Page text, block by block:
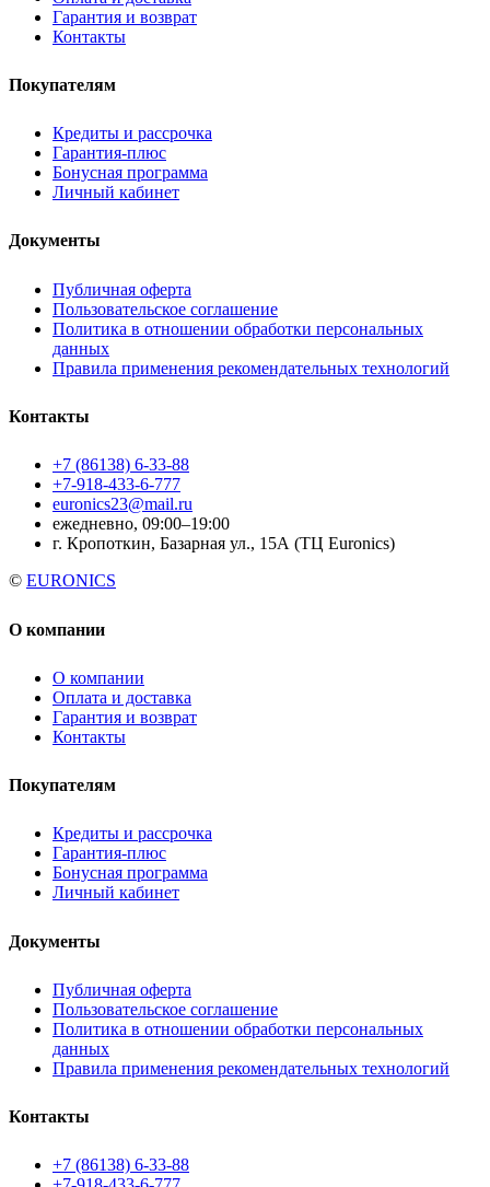
Гарантия и возврат
Контакты
Покупателям
Кредиты и рассрочка
Гарантия-плюс
Бонусная программа
Личный кабинет
Документы
Публичная оферта
Пользовательское соглашение
Политика в отношении обработки персональных
данных
Правила применения рекомендательных технологий
Контакты
+7 (86138) 6-33-88
+7-918-433-6-777
euronics23@mail.ru
ежедневно, 09:00–19:00
г. Кропоткин, Базарная ул., 15А (ТЦ Euronics)
© EURONICS
О компании
О компании
Оплата и доставка
Гарантия и возврат
Контакты
Покупателям
Кредиты и рассрочка
Гарантия-плюс
Бонусная программа
Личный кабинет
Документы
Публичная оферта
Пользовательское соглашение
Политика в отношении обработки персональных
данных
Правила применения рекомендательных технологий
Контакты
+7 (86138) 6-33-88